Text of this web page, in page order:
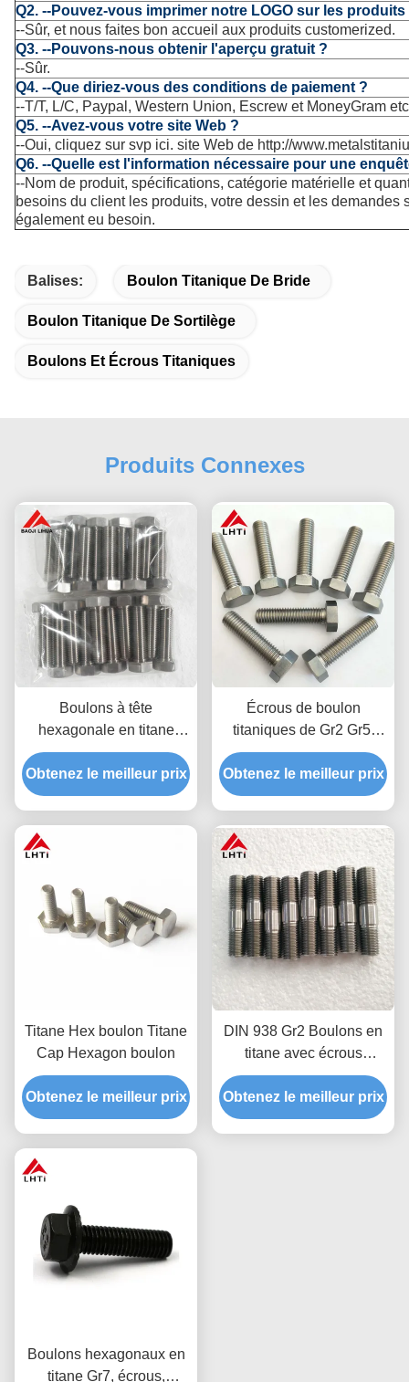
Q2. --Pouvez-vous imprimer notre LOGO sur les produits
--Sûr, et nous faites bon accueil aux produits customerized.
Q3. --Pouvons-nous obtenir l'aperçu gratuit ?
--Sûr.
Q4. --Que diriez-vous des conditions de paiement ?
--T/T, L/C, Paypal, Western Union, Escrew et MoneyGram
Q5. --Avez-vous votre site Web ?
--Oui, cliquez sur svp ici. site Web de http://
Q6. --Quelle est l'information nécessaire pour une
--Nom de produit, spécifications, catégorie matérielle et
besoins du client les produits, votre dessin et les demandes
également eu besoin.
Balises: Boulon Titanique De Bride
Boulon Titanique De Sortilège
Boulons Et Écrous Titaniques
Produits Connexes
Boulons à tête
hexagonale en titane
Écrous M8 M10 M12
Anodisation Attaches
Obtenez le meilleur prix
Écrous de boulon
titaniques de Gr2 Gr5,
boulons titaniques de
anodisation de tête de
sortilège de M8 M10 M12
Obtenez le meilleur prix
Titane Hex boulon Titane
Cap Hexagon boulon
Obtenez le meilleur prix
DIN 938 Gr2 Boulons en
titane avec écrous
hexagénaires DIN 934
M14 M18 M20 Résistant
à la corrosion par usinage
Obtenez le meilleur prix
Boulons hexagonaux en
titane Gr7, écrous,